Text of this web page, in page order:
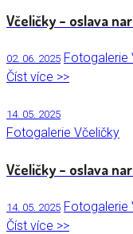
Včeličky – oslava
02. 06. 2025 Fotogalerie
Číst více >>
14. 05. 2025
Fotogalerie Včeličky
Včeličky – oslava
14. 05. 2025 Fotogalerie
Číst více >>